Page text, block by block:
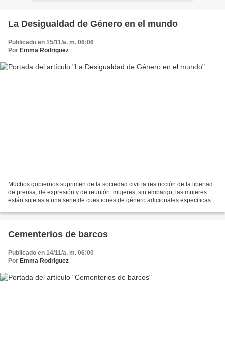
La Desigualdad de Género en el mundo
Publicado en 15/11/a. m. 06:06
Por Emma Rodriguez
Muchos gobiernos suprimen de la sociedad civil la restricción de la libertad
de prensa, de expresión y de reunión. mujeres, sin embargo, las mujeres
están sujetas a una serie de cuestiones de género adicionales específicas.
Cementerios de barcos
Publicado en 14/11/a. m. 06:00
Por Emma Rodriguez